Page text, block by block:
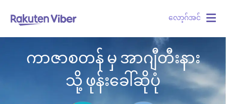
လော့ဂ်အင်
ကာဇာစတန် မှ အာဂျီတီးနား
သို့ ဖုန်းခေါ်ဆိုပုံ